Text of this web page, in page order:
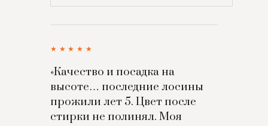
★★★★★
«Качество и посадка на
высоте… последние лосины
прожили лет 5. Цвет после
стирки не полинял. Моя